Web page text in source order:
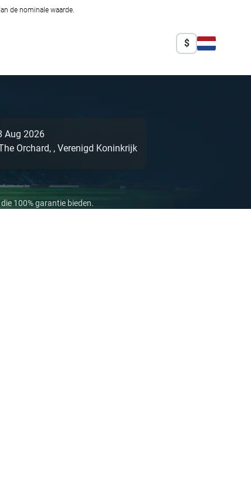
de nominale waarde.
$
Aug 2026
Orchard, , Verenigd Koninkrijk
100% garantie bieden.